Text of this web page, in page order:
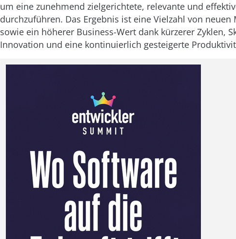
um eine zunehmend zielgerichtete, relevante und
durchzuführen. Das Ergebnis ist eine Vielzahl von
sowie ein höherer Business-Wert dank kürzerer Zyklen,
Innovation und eine kontinuierlich gesteigerte